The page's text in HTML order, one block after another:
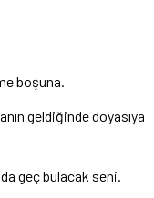
boşuna.
geldiğinde doyasıya
geç bulacak seni.